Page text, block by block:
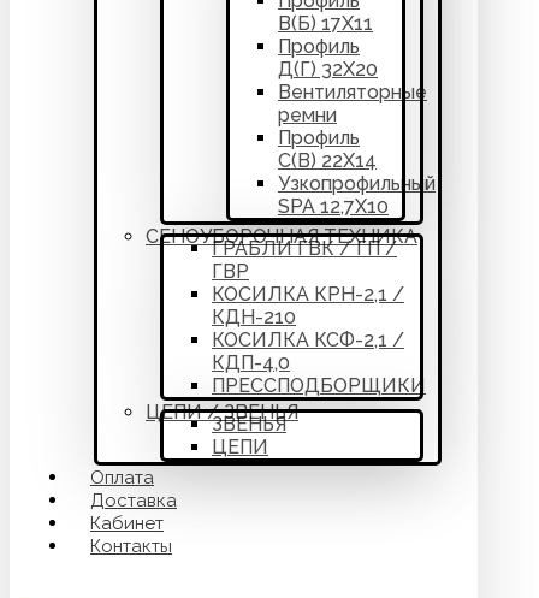
В(Б) 17Х11
Профиль
Д(Г) 32Х20
Вентиляторные
ремни
Профиль
С(В) 22Х14
Узкопрофильный
SPA 12,7Х10
СЕНОУБОРОЧНАЯ ТЕХНИКА
ГРАБЛИ ГВК / ГП /
ГВР
КОСИЛКА КРН-2,1 /
КДН-210
КОСИЛКА КСФ-2,1 /
КДП-4,0
ПРЕССПОДБОРЩИКИ
ЦЕПИ / ЗВЕНЬЯ
ЗВЕНЬЯ
ЦЕПИ
Оплата
Доставка
Кабинет
Контакты